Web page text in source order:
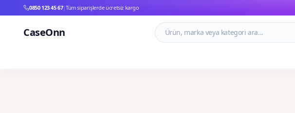
0850 123 45 67|Tüm siparişlerde ücretsiz kargo
CaseOnn